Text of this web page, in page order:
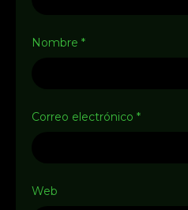
Nombre *
Correo electrónico *
Web